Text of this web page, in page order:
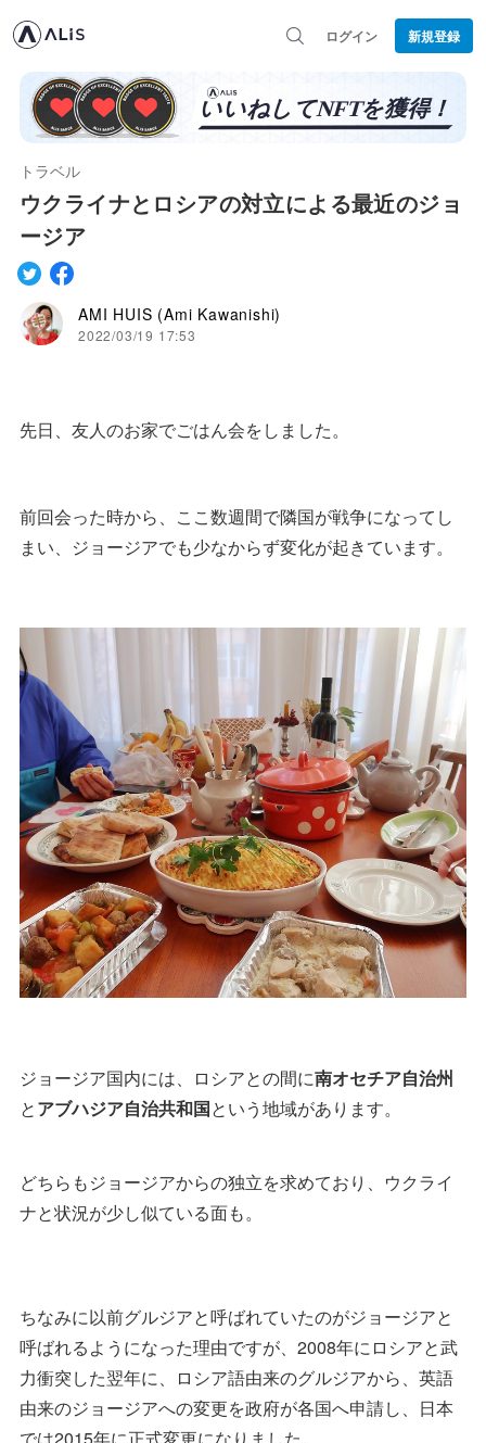
ログイン 新規登録
トラベル
ウクライナとロシアの対立による最近のジョ
ージア
AMI HUIS (Ami Kawanishi)
2022/03/19 17:53
先日、友人のお家でごはん会をしました。
前回会った時から、ここ数週間で隣国が戦争になってし
まい、ジョージアでも少なからず変化が起きています。
ジョージア国内には、ロシアとの間に南オセチア自治州
とアブハジア自治共和国という地域があります。
どちらもジョージアからの独立を求めており、ウクライ
ナと状況が少し似ている面も。
ちなみに以前グルジアと呼ばれていたのがジョージアと
呼ばれるようになった理由ですが、2008年にロシアと武
力衝突した翌年に、ロシア語由来のグルジアから、英語
由来のジョージアへの変更を政府が各国へ申請し、日本